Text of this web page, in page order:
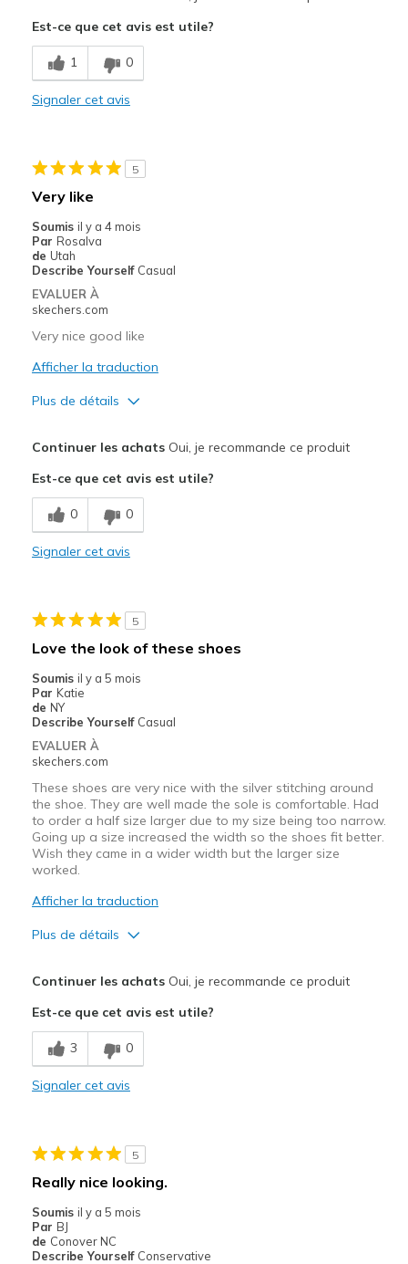
Comfortable
Stylish
Travel
Width
Sizing
View On Shoes
Shoes are for Wearing
Est-ce que cet avis est utile?
1 0
Signaler cet avis
5
Very like
Soumis il y a 4 mois
Par Rosalva
de Utah
Describe Yourself Casual
EVALUER À
skechers.com
Very nice good like
Afficher la traduction
Plus de détails
Le contre
Poor Quality
Feels true to width
Sizing
Feels true to size
Continuer les achatsOui, je recommande ce produit
Est-ce que cet avis est utile?
0 0
Signaler cet avis
5
Love the look of these shoes
Soumis il y a 5 mois
Par Katie
de NY
Describe Yourself Casual
EVALUER À
skechers.com
These shoes are very nice with the silver stitching around
the shoe. They are well made the sole is comfortable. Had
to order a half size larger due to my size being too narrow.
Going up a size increased the width so the shoes fit better.
Wish they came in a wider width but the larger size
worked.
Afficher la traduction
Plus de détails
Stylish
Le contre
The width is narrow. Style only comes in medium
Casual Wear
Sizing
View On Shoes
Shoes are for Wearing
Continuer les achatsOui, je recommande ce produit
Est-ce que cet avis est utile?
3 0
Signaler cet avis
5
Really nice looking.
Soumis il y a 5 mois
Par BJ
de Conover NC
Describe Yourself Conservative